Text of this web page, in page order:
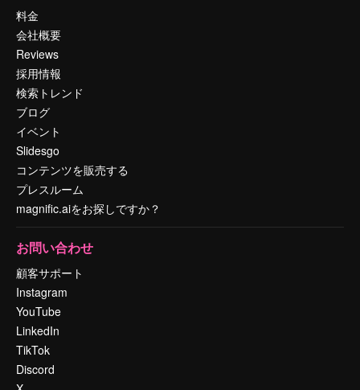
料金
会社概要
Reviews
採用情報
検索トレンド
ブログ
イベント
Slidesgo
コンテンツを販売する
プレスルーム
magnific.aiをお探しですか？
お問い合わせ
顧客サポート
Instagram
YouTube
LinkedIn
TikTok
Discord